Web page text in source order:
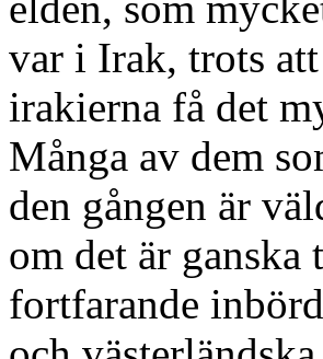
var i Irak, trots
irakierna få det
Många av dem
den gången är
om det är
fortfarande